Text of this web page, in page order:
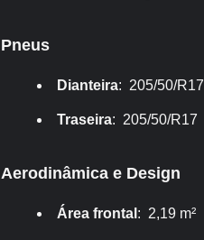
Pneus
Dianteira: 205/50/R17
Traseira: 205/50/R17
Aerodinâmica e Design
Área frontal : 2,19 m²